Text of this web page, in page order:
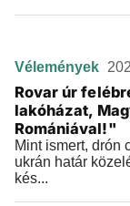
Vélemények
Rovar úr
lakóházat,
Romániával!"
Mint ismert, drón
ukrán határ
kés...